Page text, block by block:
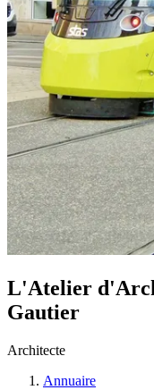
L'Atelier
Gautier
Architecte
Annuaire